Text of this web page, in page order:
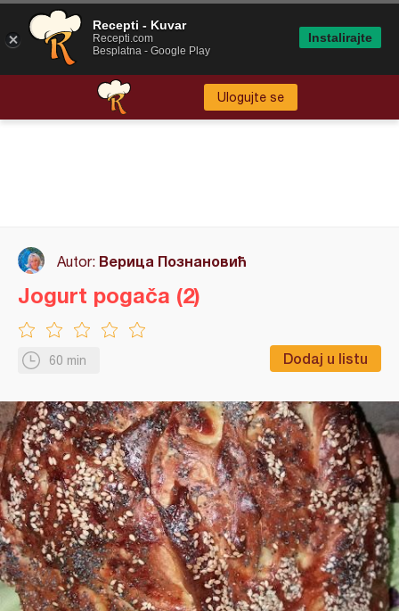
Ulogujte se
Autor: Верица Познановић
60 min Dodaj u listu
Jogurt pogača (2)
Recepti - Kuvar
Recepti.com
Besplatna - Google Play
Instalirajte